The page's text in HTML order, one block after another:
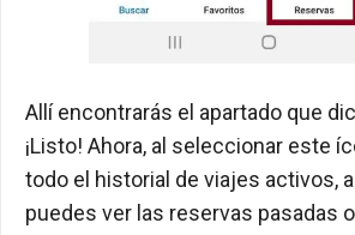
Allí encontrarás el apartado que
¡Listo! Ahora, al seleccionar este
todo el historial de viajes activos,
puedes ver las reservas pasadas